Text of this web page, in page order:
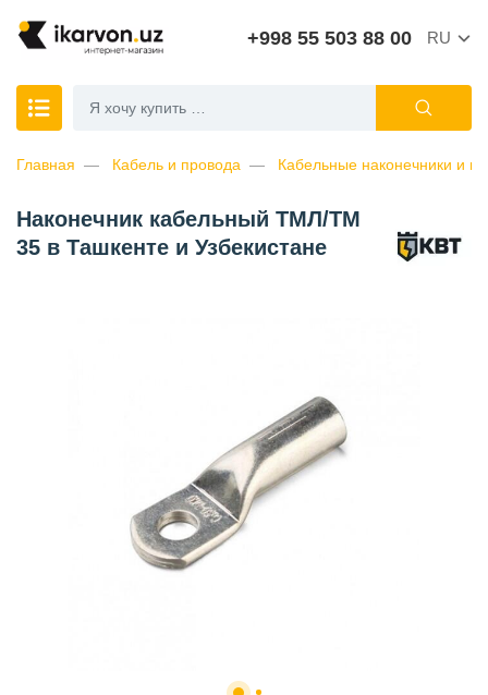
+998 55 503 88 00 RU
Главная Кабель и провода Кабельные наконечники и
Наконечник кабельный ТМЛ/ТМ
35 в Ташкенте и Узбекистане